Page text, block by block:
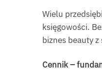
Wielu
księgowości.
biznes beauty z
Cennik –